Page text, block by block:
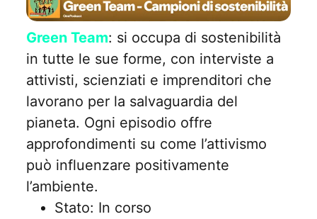
Green Team: si occupa di sostenibilità
in tutte le sue forme, con interviste a
attivisti, scienziati e imprenditori che
lavorano per la salvaguardia del
pianeta. Ogni episodio offre
approfondimenti su come l’attivismo
può influenzare positivamente
l’ambiente.
Stato: In corso